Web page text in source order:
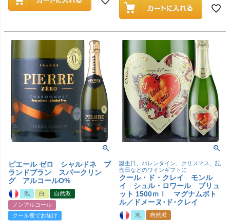
ピエール ゼロ シャルドネ ブ
ランドブラン スパークリン
グ アルコールO%
泡 白
自然派
ノンアルコール
クール便でお届け
誕生日、バレンタイン、クリスマス、記
念日などのワインギフトに
クール・ド・クレイ モンル
イ シュル・ロワール ブリュ
ット 1500ｍｌ マグナムボト
ル／ドメーヌ･ド･クレイ
泡
自然派